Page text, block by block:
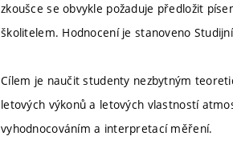
zkoušce se obvykle požaduje předložit
školitelem. Hodnocení je stanoveno
Cílem je naučit studenty nezbytným
letových výkonů a letových vlastností
vyhodnocováním a interpretací měření.